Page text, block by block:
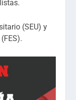
(SEU) y